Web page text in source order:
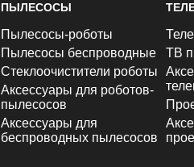
ПЫЛЕСОСЫ
Пылесосы-роботы
Пылесосы беспроводные
Стеклоочистители роботы
Аксессуары для роботов-
пылесосов
Аксессуары для
беспроводных пылесосов
ТВ